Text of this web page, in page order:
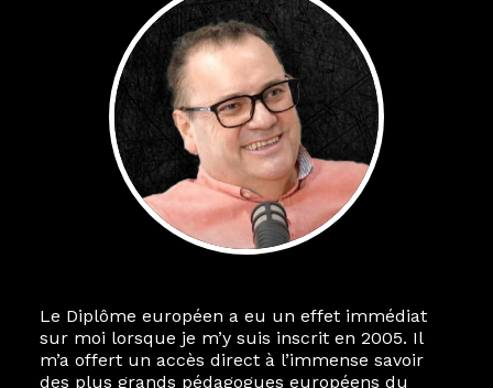
Le Diplôme européen a eu un effet immédiat
sur moi lorsque je m’y suis inscrit en 2005. Il
m’a offert un accès direct à l’immense savoir
des plus grands pédagogues européens du
Le destin a voulu que ma vie privée et ma vie
professionnelle dans les arts soient étroitement
liées. Durant mon année au sein du Diplôme
Marcel Hicter, j’ai intégré un réseau européen